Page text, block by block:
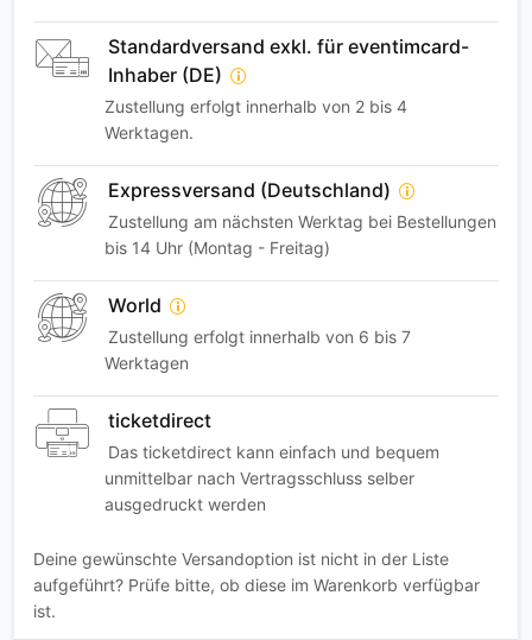
Standardversand exkl. für eventimcard-
Inhaber (DE)
Zustellung erfolgt innerhalb von 2 bis 4
Werktagen.
Expressversand (Deutschland)
Zustellung am nächsten Werktag bei Bestellungen
bis 14 Uhr (Montag - Freitag)
World
Zustellung erfolgt innerhalb von 6 bis 7
Werktagen
ticketdirect
Das ticketdirect kann einfach und bequem
unmittelbar nach Vertragsschluss selber
ausgedruckt werden
Deine gewünschte Versandoption ist nicht in der Liste
aufgeführt? Prüfe bitte, ob diese im Warenkorb verfügbar
ist.